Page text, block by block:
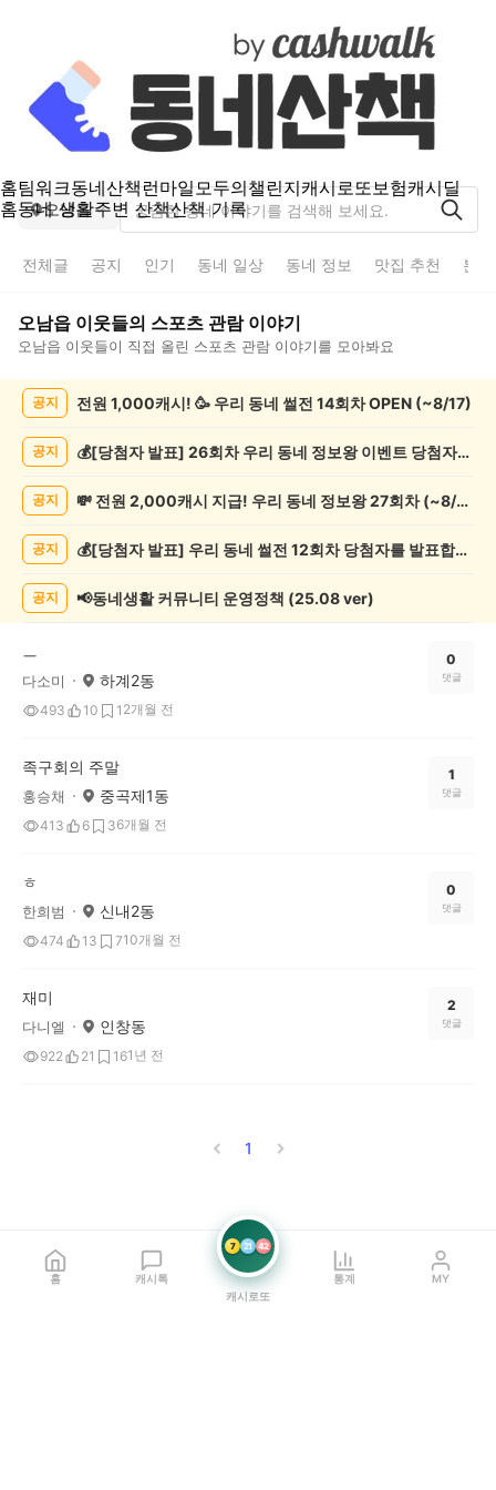
홈팀워크동네산책런마일모두의챌린지캐시로또보험캐시딜
홈동네 생활주변 산책산책 기록
오남읍
전체글 공지 인기 동네 일상 동네 정보 맛집 추천 분
오남읍 이웃들의 스포츠 관람이야기
오남읍 이웃들이 직접 올린 스포츠 관람 이야기를 모아봐요
목
공지 전원 1,000캐시! 🥳 우리 동네 썰전 14회차 OPEN (~8/17)
공지 💰[당첨자 발표] 26회차 우리 동네 정보왕 이벤트 당첨자를 발표합니다!
공지 💸 전원 2,000캐시 지급! 우리 동네 정보왕 27회차 (~8/10)
공지 💰[당첨자 발표] 우리 동네 썰전 12회차 당첨자를 발표합니다!
공지 📢동네생활 커뮤니티 운영정책 (25.08 ver)
ㅡ
다소미 하계2동
493 10 1 2개월 전
0
댓글
족구회의 주말
홍승채 중곡제1동
413 6 36개월 전
1
댓글
ㅎ
한희범 신내2동
474 13 710개월 전
0
댓글
재미
다니엘 인창동
922 21 161년 전
2
댓글
1
홈 캐시톡
7 21 42
캐시로또
통계 MY